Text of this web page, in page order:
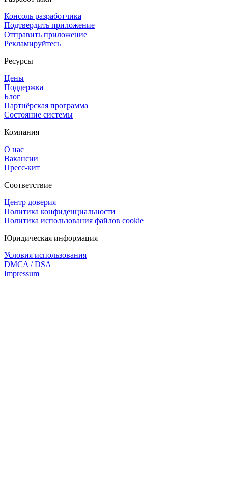
Консоль разработчика
Подтвердить приложение
Отправить приложение
Рекламируйтесь
Ресурсы
Цены
Поддержка
Блог
Партнёрская программа
Состояние системы
Компания
О нас
Вакансии
Пресс-кит
Соответствие
Центр доверия
Политика конфиденциальности
Политика использования файлов cookie
Юридическая информация
Условия использования
DMCA / DSA
Impressum